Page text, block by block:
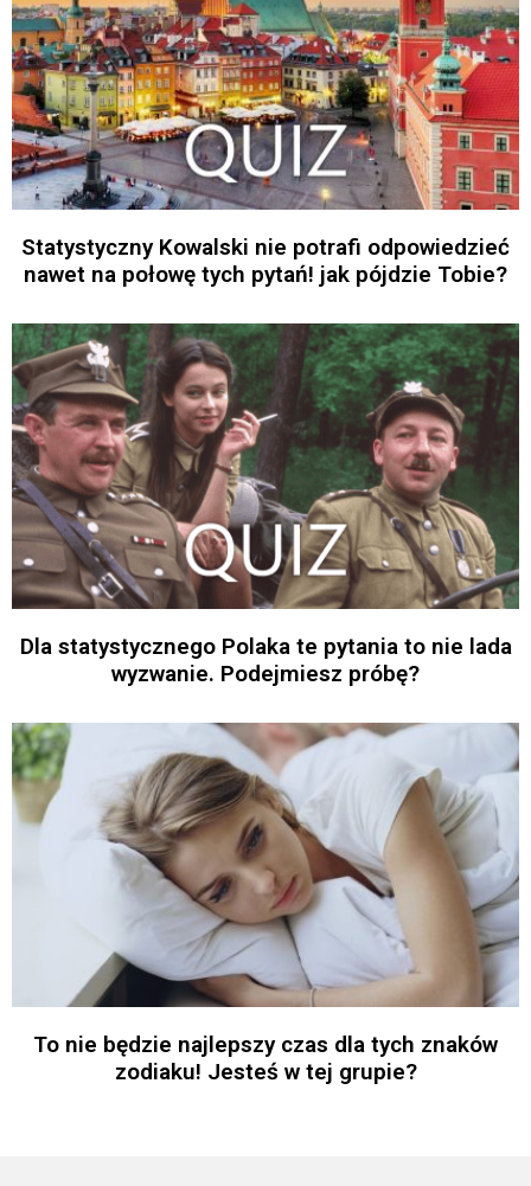
Statystyczny Kowalski nie potrafi odpowiedzieć
nawet na połowę tych pytań! jak pójdzie Tobie?
Dla statystycznego Polaka te pytania to nie lada
wyzwanie. Podejmiesz próbę?
To nie będzie najlepszy czas dla tych znaków
zodiaku! Jesteś w tej grupie?